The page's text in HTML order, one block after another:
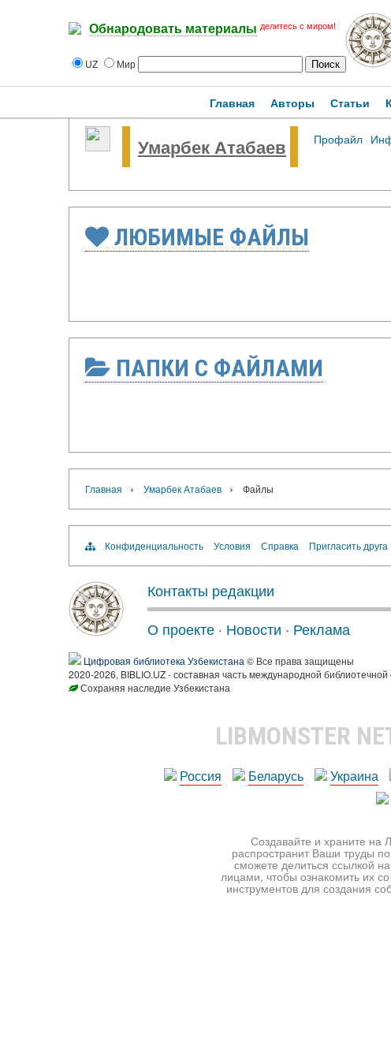
Обнародовать материалы делитесь с миром!
UZ Мир
Главная Авторы Статьи
Умарбек Атабаев Профайл·
ЛЮБИМЫЕ ФАЙЛЫ
ПАПКИ С ФАЙЛАМИ
Главная › Умарбек Атабаев › Файлы
Конфиденциальность Условия Справка Пригласить друга
Контакты редакции
О проекте · Новости · Реклама
Цифровая библиотека Узбекистана © Все права защищены
2020-2026, BIBLIO.UZ - составная часть международной
Сохраняя наследие Узбекистана
LIBMONSTER
Россия Беларусь Украина
Создавайте и храните на
распространит Ваши труды
сможете делиться ссылкой
лицами, чтобы ознакомить их
инструментов для создания